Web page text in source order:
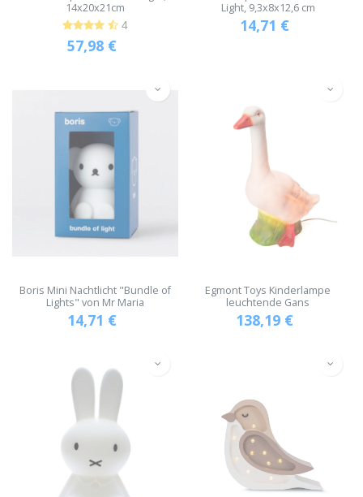
14x20x21cm
4
57,98 €
Light, 9,3x8x12,6 cm
14,71 €
Boris Mini Nachtlicht "Bundle of
Lights" von Mr Maria
14,71 €
Egmont Toys Kinderlampe
leuchtende Gans
138,19 €